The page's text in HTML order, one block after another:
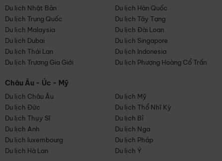
Du lịch Nhật Bản
Du lịch Hàn Quốc
Du lịch Trung Quốc
Du lịch Tây Tạng
Du lịch Malaysia
Du lịch Đài Loan
Du lịch Dubai
Du lịch Singapore
Du lịch Thái Lan
Du lịch Indonesia
Du lịch Trương Gia Giới
Du lịch Phượng Hoàng Cổ Trấn
Châu Âu - Úc - Mỹ
Du lịch Châu Âu
Du lịch Mỹ
Du lịch Đức
Du lịch Thổ Nhĩ Kỳ
Du lịch Thụy Sĩ
Du lịch Bỉ
Du lịch Anh
Du lịch Nga
Du lịch luxembourg
Du lịch Pháp
Du lịch Hà Lan
Du lịch Ý